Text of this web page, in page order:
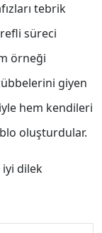
tebrik
süreci
örneği
giyen
hem kendileri
oluşturdular.
dilek